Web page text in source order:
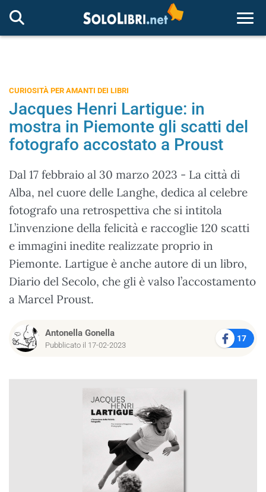
CURIOSITÀ PER AMANTI DEI LIBRI
Jacques Henri Lartigue: in
mostra in Piemonte gli scatti del
fotografo accostato a Proust
Dal 17 febbraio al 30 marzo 2023 - La città di
Alba, nel cuore delle Langhe, dedica al celebre
fotografo una retrospettiva che si intitola
L’invenzione della felicità e raccoglie 120 scatti
e immagini inedite realizzate proprio in
Piemonte. Lartigue è anche autore di un libro,
Diario del Secolo, che gli è valso l’accostamento
a Marcel Proust.
Antonella Gonella
Pubblicato il 17-02-2023
17